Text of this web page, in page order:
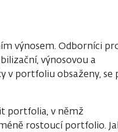
výnosem. Odborníci
výnosovou a
v portfoliu obsaženy, se
portfolia, v němž
rostoucí portfolio.